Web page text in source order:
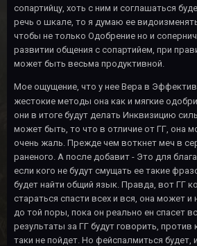
сопартийцу, хоть с ним и соглашаться
речь о шкале, то я думаю ее
чтобы не только Одобрение но и
развитии общения с сопартийем, при
может быть весьма продуктивной.
Мое ощущение, что у нее Вера в
жестокие методы она как и мягкие
они в итоге будут делать Инквизицию
может быть, то что в отличие от ГГ, она
очень жаль. Прежде чем воткнет меч в
раненого. А после добавит - Это для
если кого не будут смущать ее такие
будет найти общий язык. Правда, вот ГГ
стараться спасти всех и вся, она может
до той поры, пока он реально ен спасет
результаты за ГГ будут говорить, против
таки не пойдет. Но фейспалмиться будет,